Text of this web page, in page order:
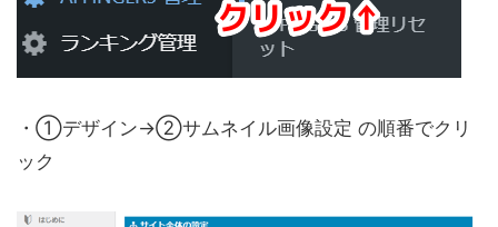
・①デザイン→②サムネイル画像設定 の順番でクリ
ック